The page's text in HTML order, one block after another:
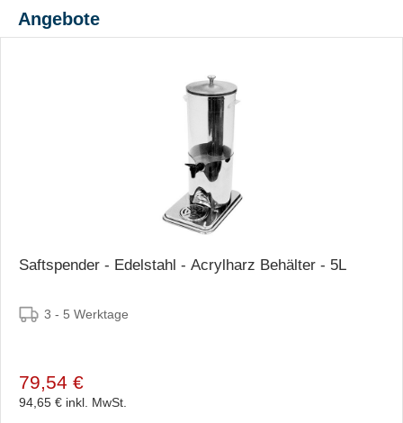
Angebote
Saftspender - Edelstahl - Acrylharz Behälter - 5L
3 - 5 Werktage
79,54 €
94,65 € inkl. MwSt.